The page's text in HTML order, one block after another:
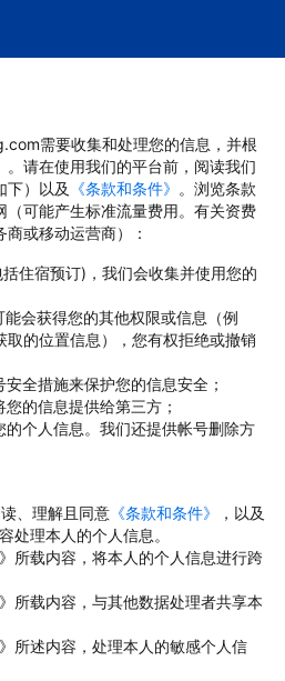
需要收集和处理您的信息，并根
请在使用我们的平台前，阅读我们
下）以及 《条款和条件》 。浏览条款
（可能产生标准流量费用。有关资费
或移动运营商）：
住宿预订)，我们会收集并使用您的
会获得您的其他权限或信息（例
的位置信息），您有权拒绝或撤销
全措施来保护您的信息安全；
的信息提供给第三方；
个人信息。我们还提供帐号删除方
、理解且同意 《条款和条件》
，以及
处理本人的个人信息。
所载内容，将本人的个人信息进行跨
所载内容，与其他数据处理者共享本
所述内容，处理本人的敏感个人信